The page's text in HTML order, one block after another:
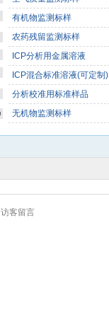
有机物监测标样
农药残留监测标样
ICP分析用金属溶液
ICP混合标准溶液(可定制)
分析校准用标准样品
无机物监测标样
访客留言